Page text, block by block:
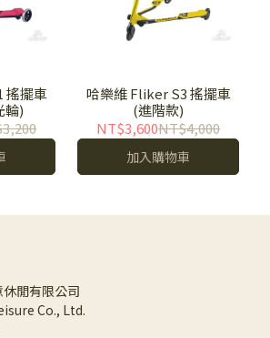
搖擺車
輪)
哈樂維 Fliker S3 搖擺車
(進階款)
NT$3,600NT$4,000
加入購物車
閒有限公司
Co., Ltd.